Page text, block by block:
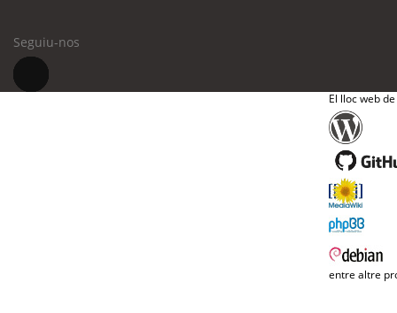
Seguiu-nos
El lloc web
entre altre